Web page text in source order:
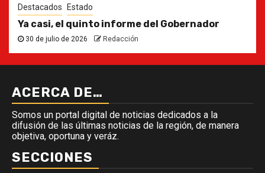
Destacados Estado
Ya casi, el quinto informe del Gobernador
30 de julio de 2026 Redacción
ACERCA DE…
Somos un portal digital de noticias dedicados a la
difusión de las últimas noticias de la región, de manera
objetiva, oportuna y veráz.
SECCIONES